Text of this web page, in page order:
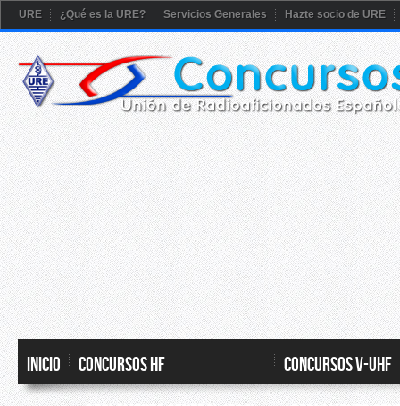
URE ¿Qué es la URE? Servicios Generales Hazte socio de URE
Inicio
CONCURSOS HF
CONCURSOS V-UHF